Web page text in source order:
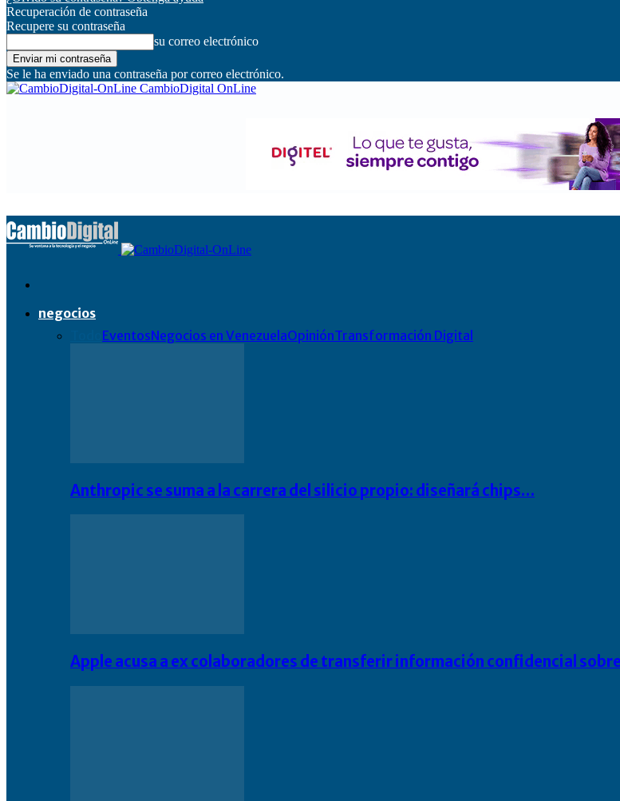
Recuperación de contraseña
Recupere su contraseña
su correo electrónico
Se le ha enviado una contraseña por correo electrónico.
CambioDigital OnLine
negocios
EventosNegocios en VenezuelaOpiniónTransformación Digital
Anthropic se suma a la carrera del silicio propio: diseñará chips…
Apple acusa a ex colaboradores de transferir información confidencial